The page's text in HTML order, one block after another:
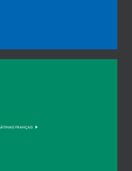
FRANÇAIS >